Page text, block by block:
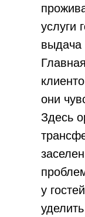
услуги
выдача
они
Здесь
у